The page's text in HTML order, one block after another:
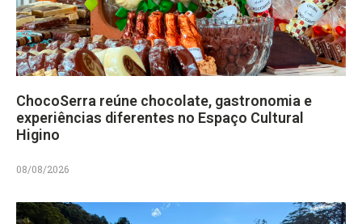
ChocoSerra reúne chocolate, gastronomia e
experiências diferentes no Espaço Cultural
Higino
08/08/2026